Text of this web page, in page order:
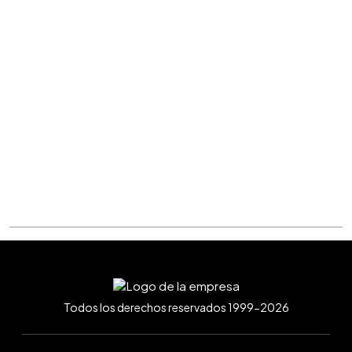
Todos los derechos reservados 1999-2026